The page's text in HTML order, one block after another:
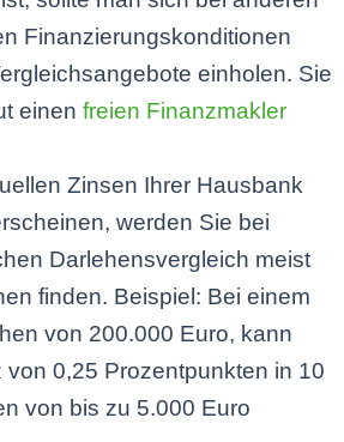
Finanzierungskonditionen
einholen. Sie
einen freien Finanzmakler
Zinsen Ihrer Hausbank
werden Sie bei
Darlehensvergleich meist
finden. Beispiel: Bei einem
von 200.000 Euro, kann
von 0,25 Prozentpunkten in 10
von bis zu 5.000 Euro